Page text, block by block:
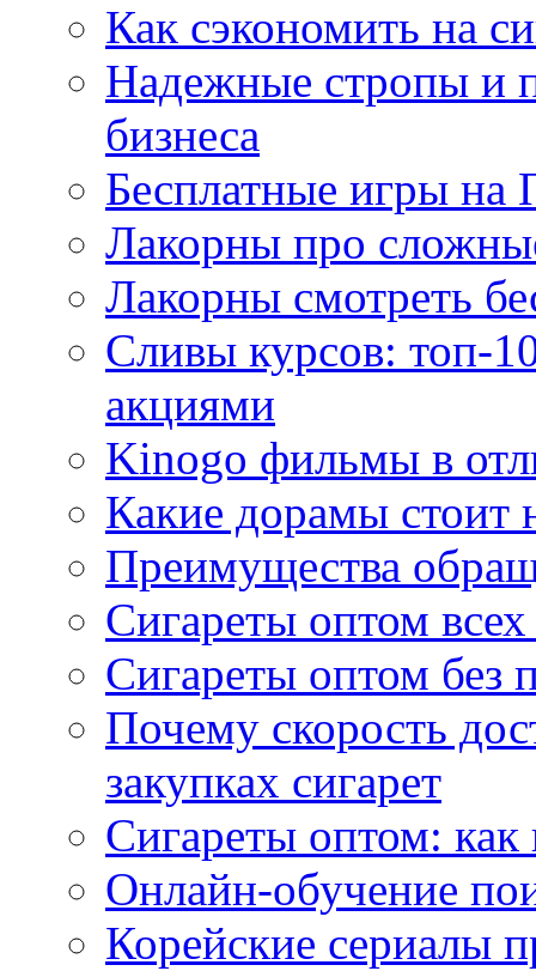
Как сэкономить на
Надежные стропы и
бизнеса
Бесплатные игры на
Лакорны про
Лакорны смотреть
Сливы курсов: топ-
акциями
Kinogo фильмы в
Какие дорамы стоит
Преимущества
Сигареты оптом
Сигареты оптом без
Почему скорость
закупках сигарет
Сигареты оптом:
Онлайн-обучение
Корейские сериалы